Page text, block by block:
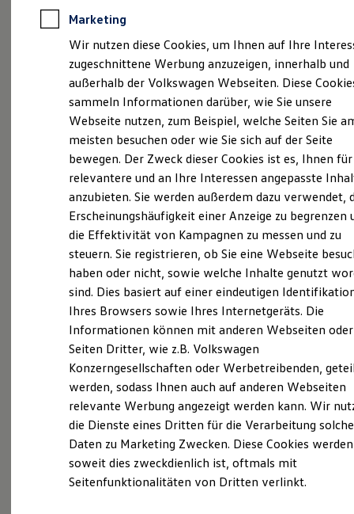
Sommer-Special
Reparatur, Pflege & Inspektion
Servicetermin anfragen
Service-Vorteile bei Volkswagen Nutzfahrzeuge
Economy Service
Räder & Reifen Service
Ersatzfahrzeuge
Notdienst und Pannenhilfe
Software, Konnektivität & Apps
California App
VW Connect für Ihren ID. Buzz
VW Connect für Ihren Transporter/Caravelle
VW Connect für Ihren Amarok
VW Connect für andere Modelle
Connect Pro
Fleet Interface Data
Multistop Pathfinder
Übersicht Software Updates
Hilfreiches für Besitzer
Fahrerassistenz- und Sicherheitssysteme
Kontrollleuchten
Kurzfahrprofile und Ölverdünnung
Batterieverordnung
XTL-Dieselkraftstoff
Ersatzteile und Betriebsflüssigkeiten
Original Zubehör und Lifestyle Produkte
myVolkswagen Business
Elektrisch & Autonom
Elektro - & Hybridfahrzeuge
Klimafreundlicher Strom
Überblick
NeuwagenNutzfahrzeuge
Neuwagen Caddy - Multivan -
California
ID.Buzz
Service
Probefahrt
Beratung
Angebote
Marketing
Wir nutzen diese Cookies, um Ihnen auf Ihre
zugeschnittene Werbung anzuzeigen, innerhalb und
außerhalb der Volkswagen Webseiten. Diese
sammeln Informationen darüber, wie Sie unsere
Webseite nutzen, zum Beispiel, welche Seiten Sie
meisten besuchen oder wie Sie sich auf der Seite
bewegen. Der Zweck dieser Cookies ist es, Ihnen für
relevantere und an Ihre Interessen angepasste
anzubieten. Sie werden außerdem dazu verwendet,
Erscheinungshäufigkeit einer Anzeige zu begrenzen
die Effektivität von Kampagnen zu messen und zu
steuern. Sie registrieren, ob Sie eine Webseite
haben oder nicht, sowie welche Inhalte genutzt
sind. Dies basiert auf einer eindeutigen
Ihres Browsers sowie Ihres Internetgeräts. Die
Informationen können mit anderen Webseiten oder
Seiten Dritter, wie z.B. Volkswagen
Konzerngesellschaften oder Werbetreibenden,
werden, sodass Ihnen auch auf anderen Webseiten
relevante Werbung angezeigt werden kann. Wir
die Dienste eines Dritten für die Verarbeitung
Daten zu Marketing Zwecken. Diese Cookies
soweit dies zweckdienlich ist, oftmals mit
Seitenfunktionalitäten von Dritten verlinkt.